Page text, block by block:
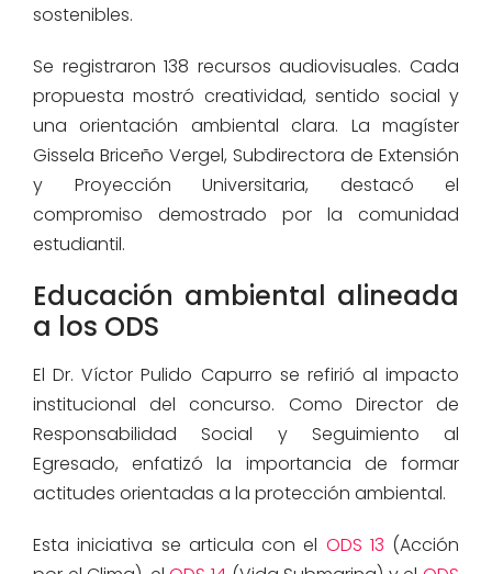
sostenibles.
Se registraron 138 recursos audiovisuales. Cada
propuesta mostró creatividad, sentido social y
una orientación ambiental clara. La magíster
Gissela Briceño Vergel, Subdirectora de Extensión
y Proyección Universitaria, destacó el
compromiso demostrado por la comunidad
estudiantil.
Educación ambiental alineada
a los ODS
El Dr. Víctor Pulido Capurro se refirió al impacto
institucional del concurso. Como Director de
Responsabilidad Social y Seguimiento al
Egresado, enfatizó la importancia de formar
actitudes orientadas a la protección ambiental.
Esta iniciativa se articula con el ODS 13 (Acción